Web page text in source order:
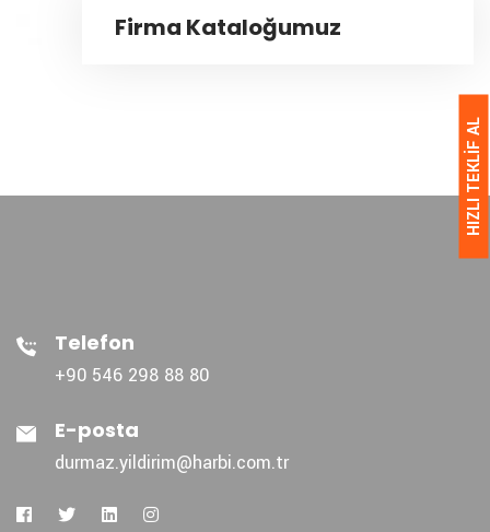
Firma Kataloğumuz
Telefon
+90 546 298 88 80
E-posta
durmaz.yildirim@harbi.com.tr
HIZLI TEKLİF AL